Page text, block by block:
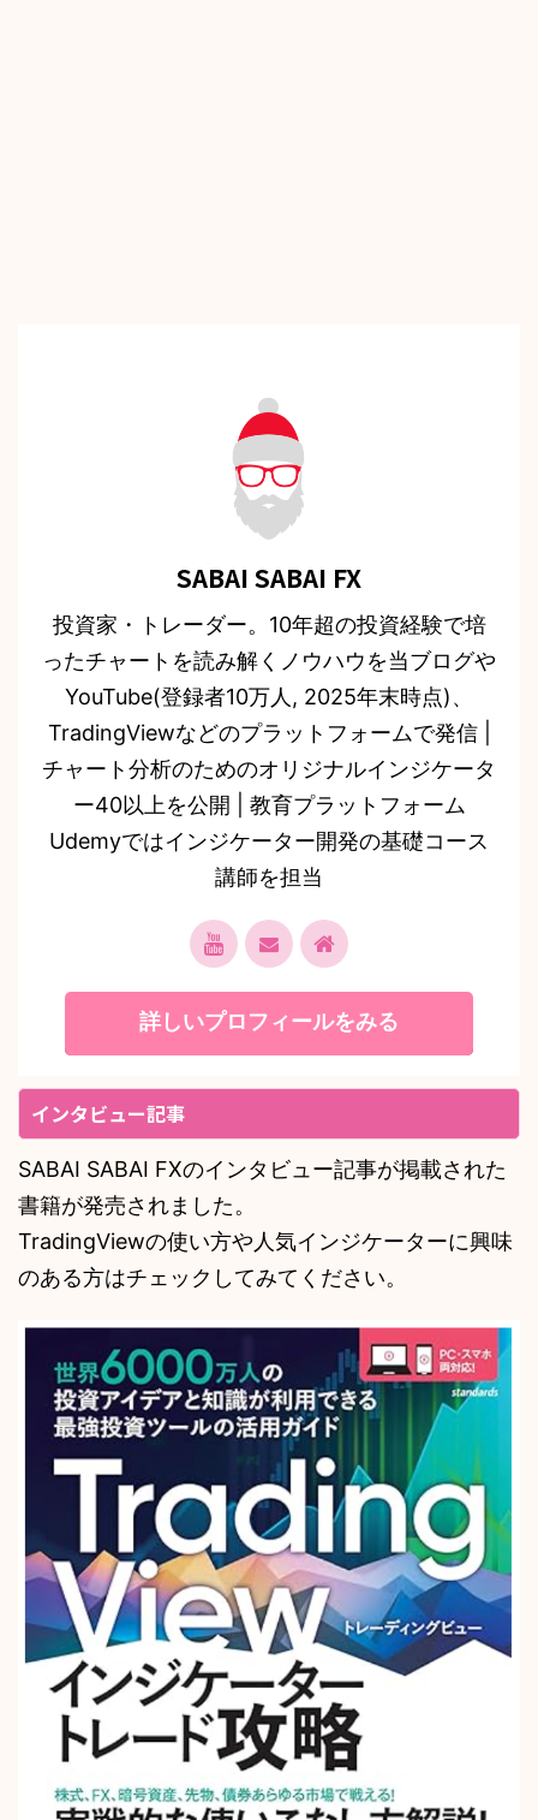
SABAI SABAI FX
投資家・トレーダー。10年超の投資経験で培
ったチャートを読み解くノウハウを当ブログや
YouTube(登録者10万人, 2025年末時点)、
TradingViewなどのプラットフォームで発信 |
チャート分析のためのオリジナルインジケータ
ー40以上を公開 | 教育プラットフォーム
Udemyではインジケーター開発の基礎コース
講師を担当
詳しいプロフィールをみる
インタビュー記事
SABAI SABAI FXのインタビュー記事が掲載された
書籍が発売されました。
TradingViewの使い方や人気インジケーターに興味
のある方はチェックしてみてください。